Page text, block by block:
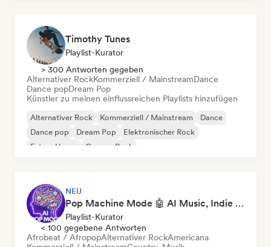
Timothy Tunes
Playlist-Kurator
> 300 Antworten gegeben
Alternativer RockKommerziell / MainstreamDance
Dance popDream Pop
Künstler zu meinen einflussreichen Playlists hinzufügen
Alternativer Rock Kommerziell / Mainstream
Dance
Dance pop
Dream Pop
Elektronischer Rock
Future House
Garage-Rock
NEU
Pop Machine Mode 🤖 AI Music, Indie Pop & Dream Pop
Playlist-Kurator
< 100 gegebene Antworten
Afrobeat / AfropopAlternativer RockAmericana